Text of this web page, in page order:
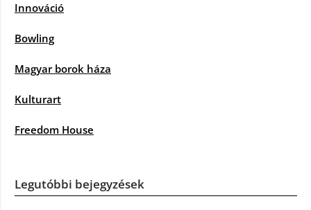
Innováció
Bowling
Magyar borok háza
Kulturart
Freedom House
Legutóbbi bejegyzések